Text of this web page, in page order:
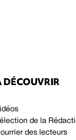
DÉCOUVRIR
de la
des lecteurs